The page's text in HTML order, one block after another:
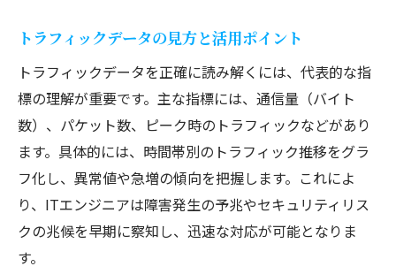
トラフィックデータの見方と活用ポイント
トラフィックデータを正確に読み解くには、代表的な指
標の理解が重要です。主な指標には、通信量（バイト
数）、パケット数、ピーク時のトラフィックなどがあり
ます。具体的には、時間帯別のトラフィック推移をグラ
フ化し、異常値や急増の傾向を把握します。これによ
り、ITエンジニアは障害発生の予兆やセキュリティリス
クの兆候を早期に察知し、迅速な対応が可能となりま
す。